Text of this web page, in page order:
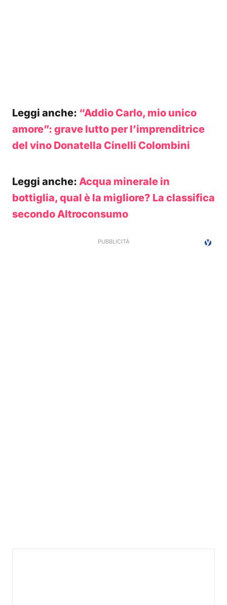
Leggi anche: “Addio Carlo, mio unico
amore”: grave lutto per l’imprenditrice
del vino Donatella Cinelli Colombini
Leggi anche: Acqua minerale in
bottiglia, qual è la migliore? La classifica
secondo Altroconsumo